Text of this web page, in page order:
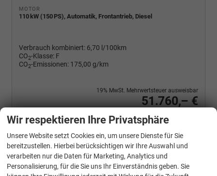
MOTOR
110 kW (150 PS), Automatik, Frontantrieb, Diesel
Verbrauch kombiniert: 6,70 l/100km
CO2-Klasse: F
CO2-Emissionen: 175,00 g/km
51.760,– €
19% MwSt. Mehrwertsteuer ausweisbar
Wir rufen Sie an
PDF-Fahrzeugexposé drucken
Fahrzeug drucken, parken oder vergleichen
Volkswagen T7 Multivan
Sport Edition 2,0TDI DSG Lite LÜ 7 Sitzer
Wir respektieren Ihre Privatsphäre
Unsere Website setzt Cookies ein, um unsere Dienste für Sie
bereitzustellen. Hierbei berücksichtigen wir Ihre Auswahl und
verarbeiten nur die Daten für Marketing, Analytics und
Personalisierung, für die Sie uns Ihr Einverständnis geben. Sie